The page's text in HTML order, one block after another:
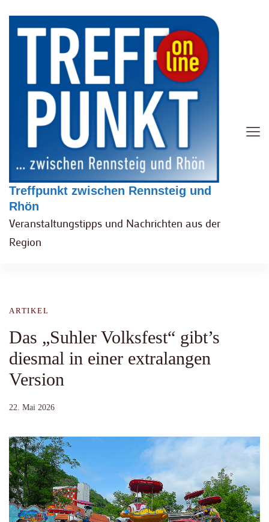
Treffpunkt zwischen Rennsteig und
Rhön
Veranstaltungstipps und Nachrichten aus der
Region
ARTIKEL
Das „Suhler Volksfest“ gibt’s
diesmal in einer extralangen
Version
22. Mai 2026